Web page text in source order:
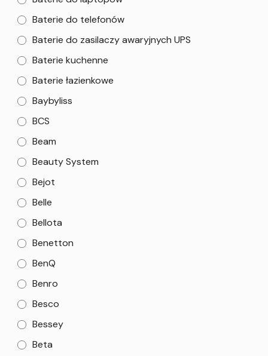
Baterie do telefonów
Baterie do zasilaczy awaryjnych UPS
Baterie kuchenne
Baterie łazienkowe
Baybyliss
BCS
Beam
Beauty System
Bejot
Belle
Bellota
Benetton
BenQ
Benro
Besco
Bessey
Beta